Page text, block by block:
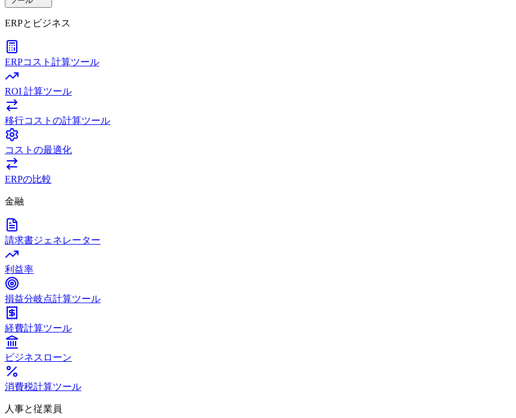
ERPとビジネス
ERPコスト計算ツール
ROI 計算ツール
移行コストの計算ツール
コストの最適化
ERPの比較
金融
請求書ジェネレーター
利益率
損益分岐点計算ツール
経費計算ツール
ビジネスローン
消費税計算ツール
人事と従業員